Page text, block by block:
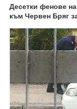
Десетки фенове
към Червен Бряг